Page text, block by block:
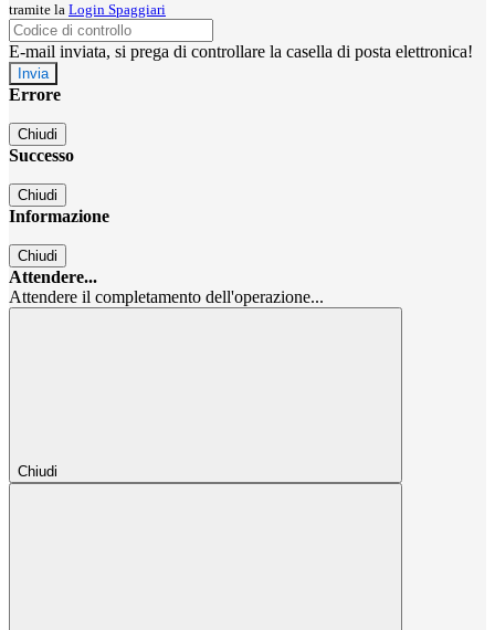
tramite la Login Spaggiari
E-mail inviata, si prega di controllare la casella di posta elettronica!
Errore
Chiudi
Successo
Chiudi
Informazione
Chiudi
Attendere...
Attendere il completamento dell'operazione...
Chiudi